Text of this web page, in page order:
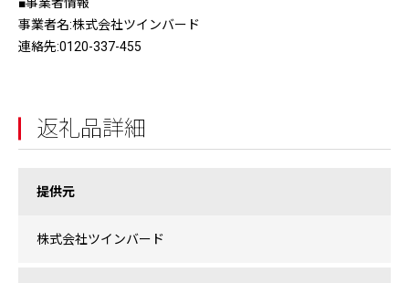
事業者名:株式会社ツインバード
連絡先:0120-337-455
返礼品詳細
提供元
株式会社ツインバード